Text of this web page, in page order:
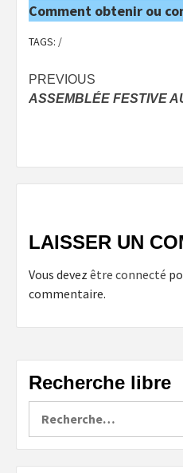
Comment obtenir ou
TAGS: /
Post
navigation
PREVIOUS
ASSEMBLÉE FESTIVE
LAISSER UN
Vous devez être connecté
commentaire.
Recherche libre